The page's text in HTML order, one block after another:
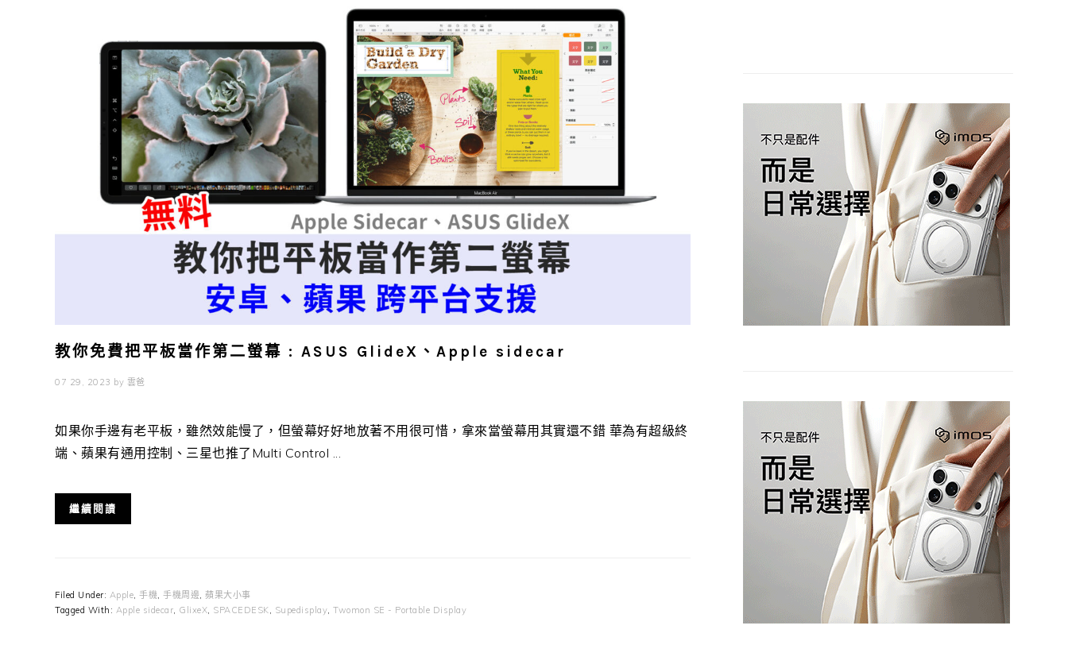
教你免費把平板當作第二螢幕 : ASUS GlideX、Apple sidecar
07 29, 2023 by 雲爸
如果你手邊有老平板，雖然效能慢了，但螢幕好好地放著不用很可惜，拿來當螢幕用其實還不錯 華為有超級終
端、蘋果有通用控制、三星也推了Multi Control ...
繼續閱讀
Filed Under: Apple, 手機, 手機周邊, 蘋果大小事
Tagged With: Apple sidecar, GlixeX, SPACEDESK, Supedisplay, Twomon SE - Portable Display